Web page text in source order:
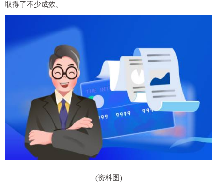
取得了不少成效。
(资料图)